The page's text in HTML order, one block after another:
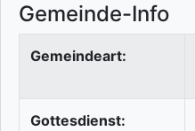
Gemeinde-Info
Gemeindeart:
Gottesdienst: